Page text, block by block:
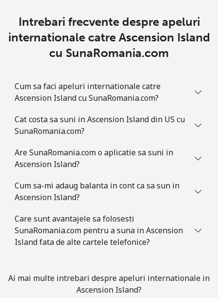
Aruba
⁦13.9¢⁩ 71 min pentru ⁦$10⁩
Mobil ⁦31.5¢⁩ 31 min pentru ⁦$10⁩
All
⁦218.9¢⁩
Telefon
⁦2.2¢⁩
Mobil ⁦2.8¢⁩ 357 min pentru ⁦$10⁩
Telefon
⁦2.2¢⁩ 454 min pentru ⁦$10⁩ -
Intrebari frecvente despre apeluri
internationale catre Ascension Island
cu SunaRomania.com
Cum sa faci apeluri internationale catre
Ascension Island cu SunaRomania.com?
Cat costa sa suni in Ascension Island din US cu
SunaRomania.com?
Are SunaRomania.com o aplicatie sa suni in
Ascension Island?
Cum sa-mi adaug balanta in cont ca sa sun in
Ascension Island?
Care sunt avantajele sa folosesti
SunaRomania.com pentru a suna in Ascension
Island fata de alte cartele telefonice?
Ai mai multe intrebari despre apeluri internationale in
Ascension Island?